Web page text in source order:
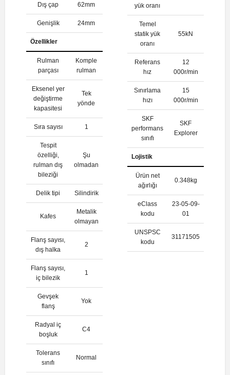
Dış çap 62mm
Genişlik 24mm
Özellikler
Rulman
parçası
Komple
rulman
Eksenel yer
değiştirme
kapasitesi
Tek
yönde
Sıra sayısı 1
Tespit
özelliği,
rulman dış
bileziği
Şu
olmadan
Delik tipi Silindirik
Kafes
Metalik
olmayan
Flanş sayısı,
dış halka
2
Flanş sayısı,
iç bilezik
1
Gevşek
flanş
Yok
Radyal iç
boşluk
C4
Tolerans
sınıfı
Normal
yük oranı
Temel
statik yük
oranı
55kN
Referans
hız
12
000r/min
Sınırlama
hızı
15
000r/min
SKF
performans
sınıfı
SKF
Explorer
Lojistik
Ürün net
ağırlığı
0.348kg
eClass
kodu
23-05-09-
01
UNSPSC
kodu
31171505